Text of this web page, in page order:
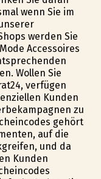
wenn Sie im
werden Sie
Accessoires
Wollen Sie
verfügen
Kunden
zu
gehört
auf die
und da
Kunden